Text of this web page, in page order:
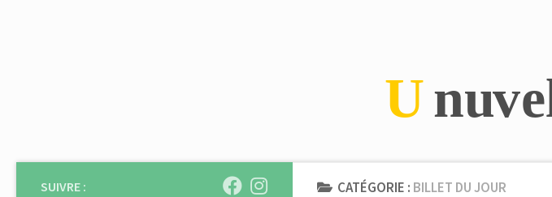
CATÉGORIE : BILLET DU JOUR
SUIVRE :